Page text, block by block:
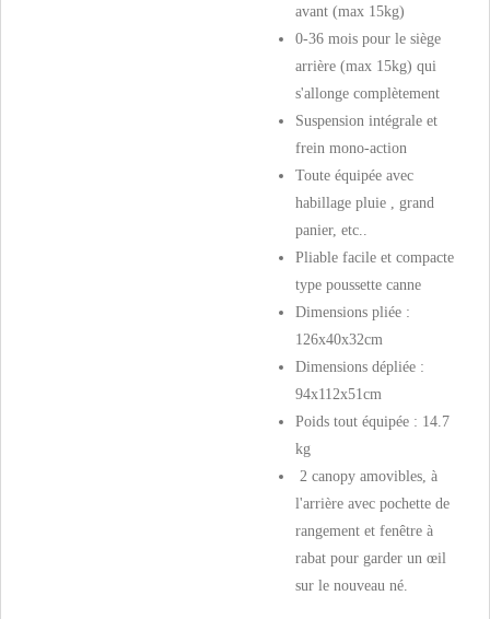
avant (max 15kg)
0-36 mois pour le siège
arrière (max 15kg) qui
s'allonge complètement
Suspension intégrale et
frein mono-action
Toute équipée avec
habillage pluie , grand
panier, etc..
Pliable facile et compacte
type poussette canne
Dimensions pliée :
126x40x32cm
Dimensions dépliée :
94x112x51cm
Poids tout équipée : 14.7
kg
2 canopy amovibles, à
l'arrière avec pochette de
rangement et fenêtre à
rabat pour garder un œil
sur le nouveau né.